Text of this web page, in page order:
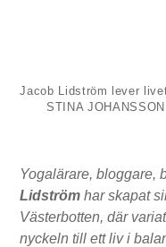
Jacob Lidström lever
STINA JOHANSSON
Yogalärare, bloggare,
Lidström har skapat
Västerbotten, där
nyckeln till ett liv i